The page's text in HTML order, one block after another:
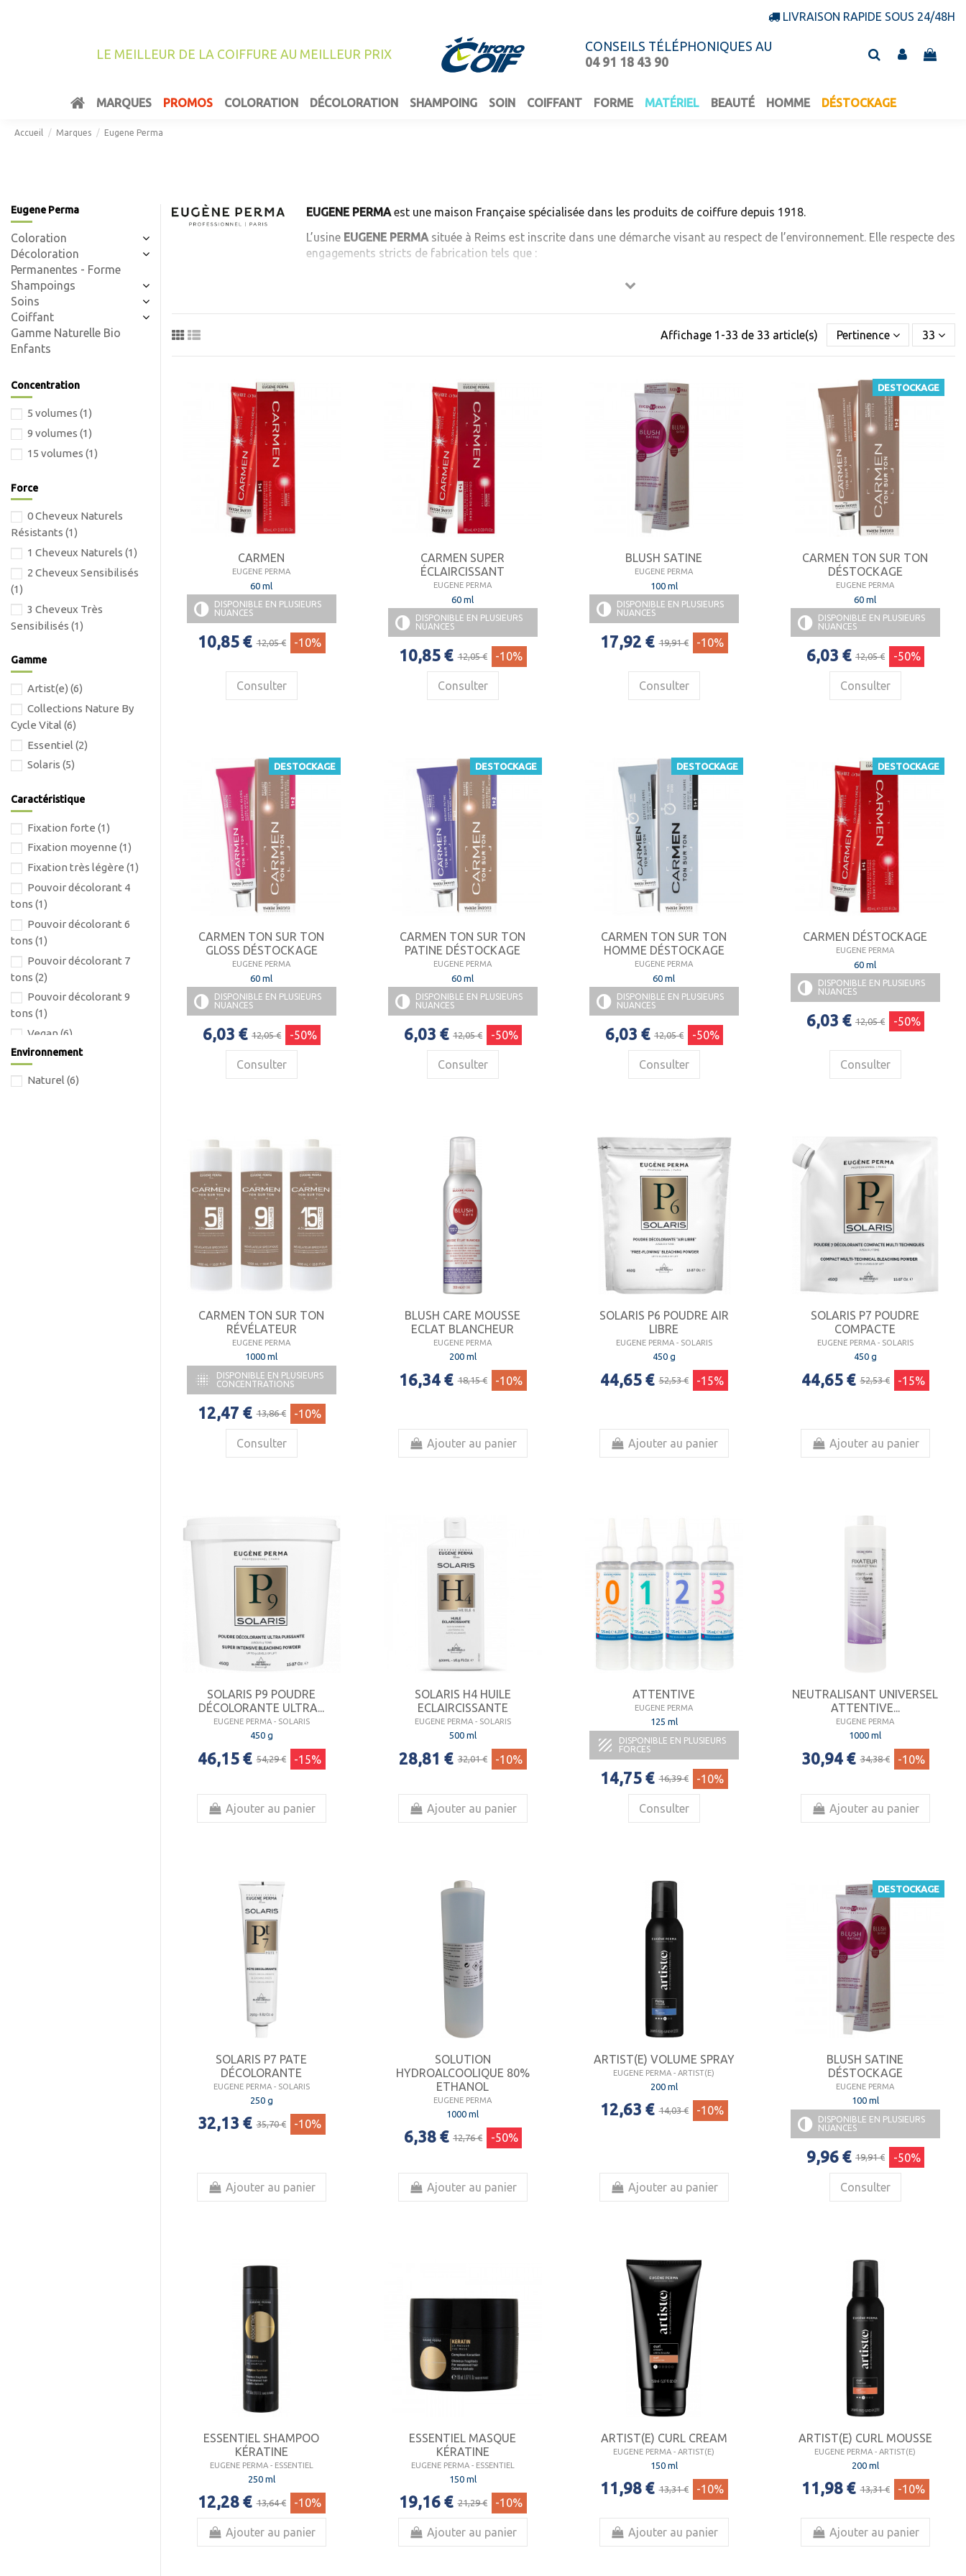
LIVRAISON RAPIDE SOUS 24/48H
LE MEILLEUR DE LA COIFFURE AU MEILLEUR PRIX
CONSEILS TÉLÉPHONIQUES AU
04 91 18 43 90
MARQUES PROMOS COLORATION DÉCOLORATION SHAMPOING SOIN COIFFANT FORME MATÉRIEL BEAUTÉ HOMME DÉSTOCKAGE
Accueil Marques Eugene Perma
EUGENE PERMAest une maison Française spécialisée dans les produits de coiffure depuis 1918.
L’usine EUGENE PERMAsituée à Reims est inscrite dans une démarche visant au respect de l’environnement. Ellerespecte des
engagements stricts de fabrication tels que :
- Privilégier les matériaux recyclables.
- Tri sélectif intégral depuis + de 15 ans.
Présente dans près de 60 pays à travers le monde
EUGENE PERMAse distingue par ses produits de qualité.
Affichage 1-33 de 33 article(s) Pertinence 33
CARMEN
EUGENE PERMA
60 ml
DISPONIBLE EN PLUSIEURS
NUANCES
10,85 € 12,05 € -10%
Consulter
CARMEN SUPER
ÉCLAIRCISSANT
EUGENE PERMA
60 ml
DISPONIBLE EN PLUSIEURS
NUANCES
10,85 € 12,05 € -10%
Consulter
BLUSH SATINE
EUGENE PERMA
100 ml
DISPONIBLE EN PLUSIEURS
NUANCES
17,92 € 19,91 € -10%
Consulter
DESTOCKAGE
CARMEN TON SUR TON
DÉSTOCKAGE
EUGENE PERMA
60 ml
DISPONIBLE EN PLUSIEURS
NUANCES
6,03 € 12,05 € -50%
Consulter
DESTOCKAGE
CARMEN TON SUR TON
GLOSS DÉSTOCKAGE
EUGENE PERMA
60 ml
DISPONIBLE EN PLUSIEURS
NUANCES
6,03 € 12,05 € -50%
Consulter
DESTOCKAGE
CARMEN TON SUR TON
PATINE DÉSTOCKAGE
EUGENE PERMA
60 ml
DISPONIBLE EN PLUSIEURS
NUANCES
6,03 € 12,05 € -50%
Consulter
DESTOCKAGE
CARMEN TON SUR TON
HOMME DÉSTOCKAGE
EUGENE PERMA
60 ml
DISPONIBLE EN PLUSIEURS
NUANCES
6,03 € 12,05 € -50%
Consulter
DESTOCKAGE
CARMEN DÉSTOCKAGE
EUGENE PERMA
60 ml
DISPONIBLE EN PLUSIEURS
NUANCES
6,03 € 12,05 € -50%
Consulter
CARMEN TON SUR TON
RÉVÉLATEUR
EUGENE PERMA
1000 ml

DISPONIBLE EN PLUSIEURS
CONCENTRATIONS
12,47 € 13,86 € -10%
Consulter
BLUSH CARE MOUSSE
ECLAT BLANCHEUR
EUGENE PERMA
200 ml
16,34 € 18,15 € -10%
Ajouter au panier
SOLARIS P6 POUDRE AIR
LIBRE
EUGENE PERMA - SOLARIS
450 g
44,65 € 52,53 € -15%
Ajouter au panier
SOLARIS P7 POUDRE
COMPACTE
EUGENE PERMA - SOLARIS
450 g
44,65 € 52,53 € -15%
Ajouter au panier
SOLARIS P9 POUDRE
DÉCOLORANTE ULTRA...
EUGENE PERMA - SOLARIS
450 g
46,15 € 54,29 € -15%
Ajouter au panier
SOLARIS H4 HUILE
ECLAIRCISSANTE
EUGENE PERMA - SOLARIS
500 ml
28,81 € 32,01 € -10%
Ajouter au panier
ATTENTIVE
EUGENE PERMA
125 ml

DISPONIBLE EN PLUSIEURS
FORCES
14,75 € 16,39 € -10%
Consulter
NEUTRALISANT UNIVERSEL
ATTENTIVE...
EUGENE PERMA
1000 ml
30,94 € 34,38 € -10%
Ajouter au panier
SOLARIS P7 PATE
DÉCOLORANTE
EUGENE PERMA - SOLARIS
250 g
32,13 € 35,70 € -10%
Ajouter au panier
SOLUTION
HYDROALCOOLIQUE 80%
ETHANOL
EUGENE PERMA
1000 ml
6,38 € 12,76 € -50%
Ajouter au panier
ARTIST(E) VOLUME SPRAY
EUGENE PERMA - ARTIST(E)
200 ml
12,63 € 14,03 € -10%
Ajouter au panier
DESTOCKAGE
BLUSH SATINE
DÉSTOCKAGE
EUGENE PERMA
100 ml
DISPONIBLE EN PLUSIEURS
NUANCES
9,96 € 19,91 € -50%
Consulter
ESSENTIEL SHAMPOO
KÉRATINE
EUGENE PERMA - ESSENTIEL
250 ml
12,28 € 13,64 € -10%
Ajouter au panier
ESSENTIEL MASQUE
KÉRATINE
EUGENE PERMA - ESSENTIEL
150 ml
19,16 € 21,29 € -10%
Ajouter au panier
ARTIST(E) CURL CREAM
EUGENE PERMA - ARTIST(E)
150 ml
11,98 € 13,31 € -10%
Ajouter au panier
ARTIST(E) CURL MOUSSE
EUGENE PERMA - ARTIST(E)
200 ml
11,98 € 13,31 € -10%
Ajouter au panier
Eugene Perma
Coloration
Décoloration
Permanentes - Forme
Shampoings
Soins
Coiffant
Gamme Naturelle Bio
Enfants
Concentration
5 volumes (1)
9 volumes (1)
15 volumes (1)
Force
0 Cheveux Naturels
Résistants (1)
1 Cheveux Naturels (1)
2 Cheveux Sensibilisés
(1)
3 Cheveux Très
Sensibilisés (1)
Gamme
Artist(e) (6)
Collections Nature By
Cycle Vital (6)
Essentiel (2)
Solaris (5)
Caractéristique
Fixation forte (1)
Fixation moyenne (1)
Fixation très légère (1)
Pouvoir décolorant 4
tons (1)
Pouvoir décolorant 6
tons (1)
Pouvoir décolorant 7
tons (2)
Pouvoir décolorant 9
tons (1)
Vegan (6)
Environnement
Naturel (6)